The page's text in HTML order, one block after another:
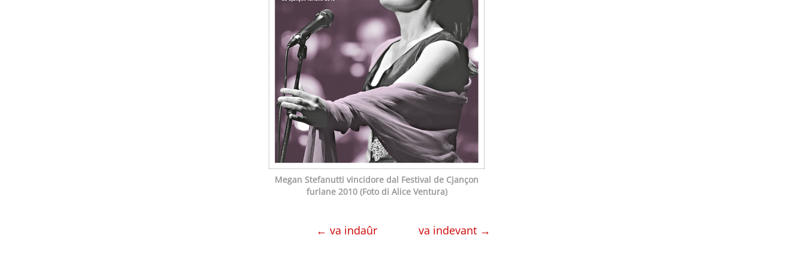
Megan Stefanutti vincidore dal Festival de Cjançon
furlane 2010 (Foto di Alice Ventura)
← va indaûr va indevant →